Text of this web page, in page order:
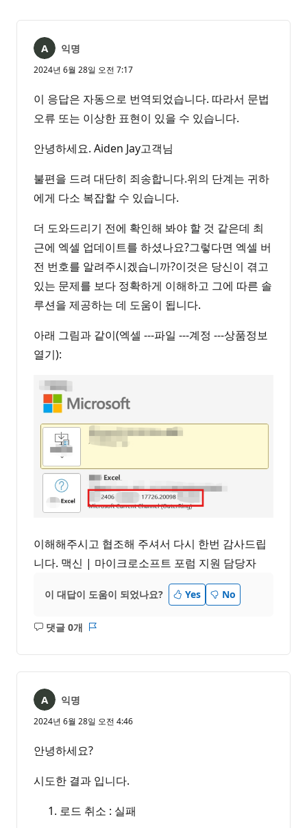
익명
2024년 6월 28일 오전 7:17
이 응답은 자동으로 번역되었습니다. 따라서 문법
오류 또는 이상한 표현이 있을 수 있습니다.
안녕하세요. Aiden Jay고객님
불편을 드려 대단히 죄송합니다.위의 단계는 귀하
에게 다소 복잡할 수 있습니다.
더 도와드리기 전에 확인해 봐야 할 것 같은데 최
근에 엑셀 업데이트를 하셨나요?그렇다면 엑셀 버
전 번호를 알려주시겠습니까?이것은 당신이 겪고
있는 문제를 보다 정확하게 이해하고 그에 따른 솔
루션을 제공하는 데 도움이 됩니다.
아래 그림과 같이(엑셀 ---파일 ---계정 ---상품정보
열기):
이해해주시고 협조해 주셔서 다시 한번 감사드립
니다. 맥신 | 마이크로소프트 포럼 지원 담당자
이 대답이 도움이 되었나요? Yes No
댓글 0개
설
음
익명
2024년 6월 28일 오전 4:46
안녕하세요?
시도한 결과 입니다.
로드 취소 : 실패